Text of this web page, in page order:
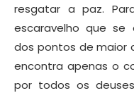
resgatar a paz.
escaravelho que se
dos pontos de maior
encontra apenas o
por todos os